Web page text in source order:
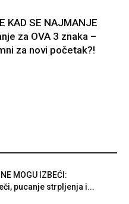
KAD SE NAJMANJE
za OVA 3 znaka –
za novi početak?!
MOGU IZBEĆI:
pucanje strpljenja i...